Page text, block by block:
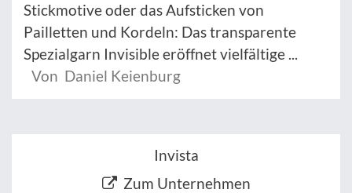
Stickmotive oder das Aufsticken von
Pailletten und Kordeln: Das transparente
Spezialgarn Invisible eröffnet vielfältige ...
Von Daniel Keienburg
Invista
Zum Unternehmen